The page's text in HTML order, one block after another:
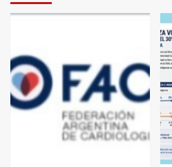
3
en la mañana
4
Accidente en
joven de
Los precios de
La Pampa,
entre 857 a